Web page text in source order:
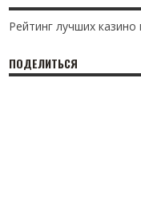
Рейтинг лучших
ПОДЕЛИТЬСЯ